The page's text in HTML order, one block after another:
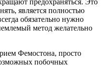
является полностью
обязательно нужно
метод желательно
Фемостона, просто
побочных